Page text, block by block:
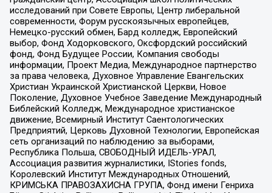
исследований при Совете Европы, Центр либеральной
современности, Форум русскоязычных европейцев,
Немецко-русский обмен, Бард колледж, Европейский
выбор, Фонд Ходорковского, Оксфордский российский
фонд, Фонд Будущее России, Компания свободы
информации, Проект Медиа, Международное партнерство
за права человека, Духовное Управление Евангельских
Христиан Украинской Христианской Церкви, Новое
Поколение, Духовное Учебное Заведение Международный
Библейский Колледж, Международное христианское
движение, Всемирный Институт Саентологических
Предприятий, Церковь Духовной Технологии, Европейская
сеть организаций по наблюдению за выборами,
Республика Польша, СВОБОДНЫЙ ИДЕЛЬ-УРАЛ,
Ассоциация развития журналистики, IStories fonds,
Королевский Институт Международных Отношений,
КРИМСЬКА ПРАВОЗАХИСНА ГРУПА, Фонд имени Генриха